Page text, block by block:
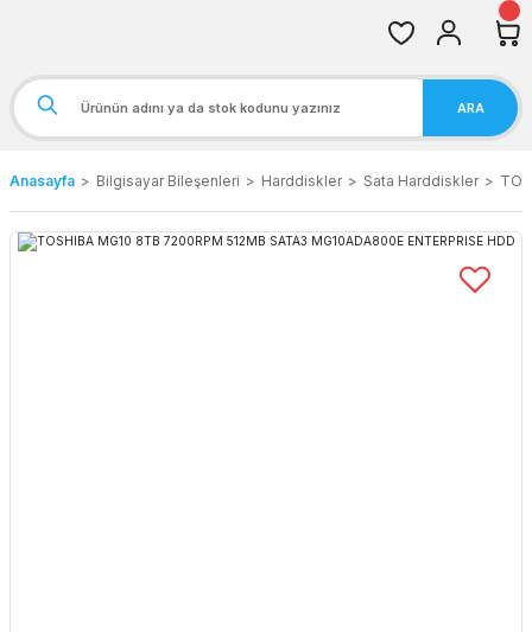
ARA
Anasayfa Bilgisayar Bileşenleri Harddiskler Sata Harddiskler